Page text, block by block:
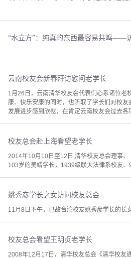
“水立方”：纯真的东西最容易共鸣——
云南校友会新春拜访慰问老学长
1月26日，云南清华校友会代表们心系诸位老
康、快乐安康的同时，也听取了学长们对校
发展进步感到欣慰，在肯定云南校友会过去各
校友总会赴上海看望老学长
2014年10月10日至12日,清华校友总会理事、
103岁的吴靖学长，1939级联大法律系校友
姚秀彦学长之女访问校友总会
11月8日下午，已故台湾校友姚秀彦学长的长
校友总会看望王明贞老学长
2008年12月17日，清华校友总会《清华校友